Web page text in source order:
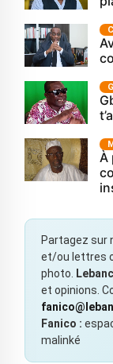
À
Partagez sur
et/ou lettres
photo.
et opinions.
Fanico :
malinké